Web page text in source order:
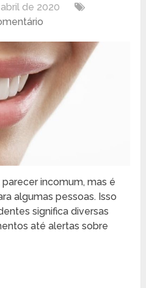
de 2020
incomum, mas é
algumas pessoas. Isso
significa diversas
até alertas sobre